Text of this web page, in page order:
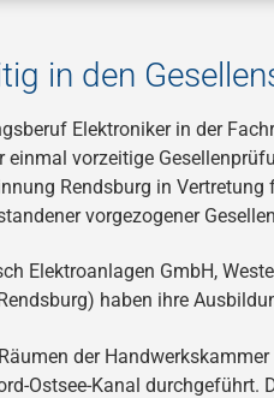
in den
Elektroniker in der
einmal vorzeitige
Rendsburg in Vertretung
vorgezogener
Elektroanlagen GmbH,
haben ihre
der
Ostsee-Kanal durchgeführt.